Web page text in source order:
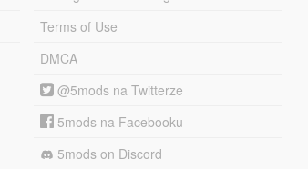
Terms of Use
DMCA
@5mods na Twitterze
5mods na Facebooku
5mods on Discord